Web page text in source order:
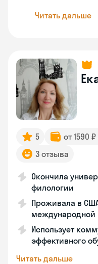
Читать дальше
5 от 1590
3 отзыва
Окончила
филологии
Проживала в
международной
Использует
эффективного
Читать дальше